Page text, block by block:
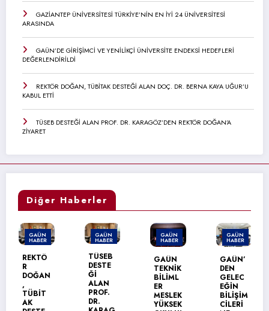
GAZİANTEP ÜNİVERSİTESİ TÜRKİYE’NİN EN İYİ 24 ÜNİVERSİTESİ
ARASINDA
GAÜN’DE GİRİŞİMCİ VE YENİLİKÇİ ÜNİVERSİTE ENDEKSİ HEDEFLERİ
DEĞERLENDİRİLDİ
REKTÖR DOĞAN, TÜBİTAK DESTEĞİ ALAN DOÇ. DR. BERNA KAYA UĞUR’U
KABUL ETTİ
TÜSEB DESTEĞİ ALAN PROF. DR. KARAGÖZ’DEN REKTÖR DOĞAN’A
ZİYARET
Diğer Haberler
GAÜN
HABER
REKTÖ
DOĞAN
TÜBİT
GAÜN
HABER
TÜSEB
DESTE
ALAN
PROF.
GAÜN
HABER
GAÜN
TEKNİK
BİLİML
MESLEK
YÜKSEK
GAÜN
HABER
GAÜN’
DEN
GELEC
EĞİN
BİLİŞİM
CİLERİ